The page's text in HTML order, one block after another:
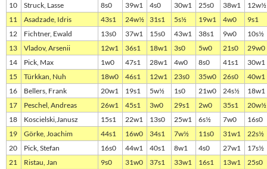
10
Struck, Lasse 8s0 39w1 4s0 30w1 25s0 38w1
12w½
11
Asadzade, Idris 43s1 24w½ 31s1 5s½ 19w1 4w0
9s1
12
Fichtner, Ewald 13s0 37w1 15s0 43w1 38s1 9w0
10s½
13
Vladov, Arsenii 12w1 36s1 18w1 3s0 5w0 21s0
29w0
14
Pick, Max 1w0 47s1 28w1 4w0 8s0 41s1
30w1
15
Türkkan, Nuh 18w0 46s1 12w1 23s0 35w0 26s0
40w1
16
Bellers, Frank 20w1 19s1 5w½ 1s0 21w0 24s½
18w1
17
Peschel, Andreas 26w1 45s1 3w0 29s1 2w0 35s1
20w½
18
Koscielski,Janusz 15s1 22w1 13s0 25w1 6s½ 7w0
16s0
19
Görke, Joachim 44s1 16w0 34s1 7w½ 11s0 31w1
22s½
20
Pick, Stefan 16s0 44w1 40s1 8w1 4s0 27w1
17s½
21
Ristau, Jan 9s0 31w0 37s1 33w1 16s1 13w1
25s0